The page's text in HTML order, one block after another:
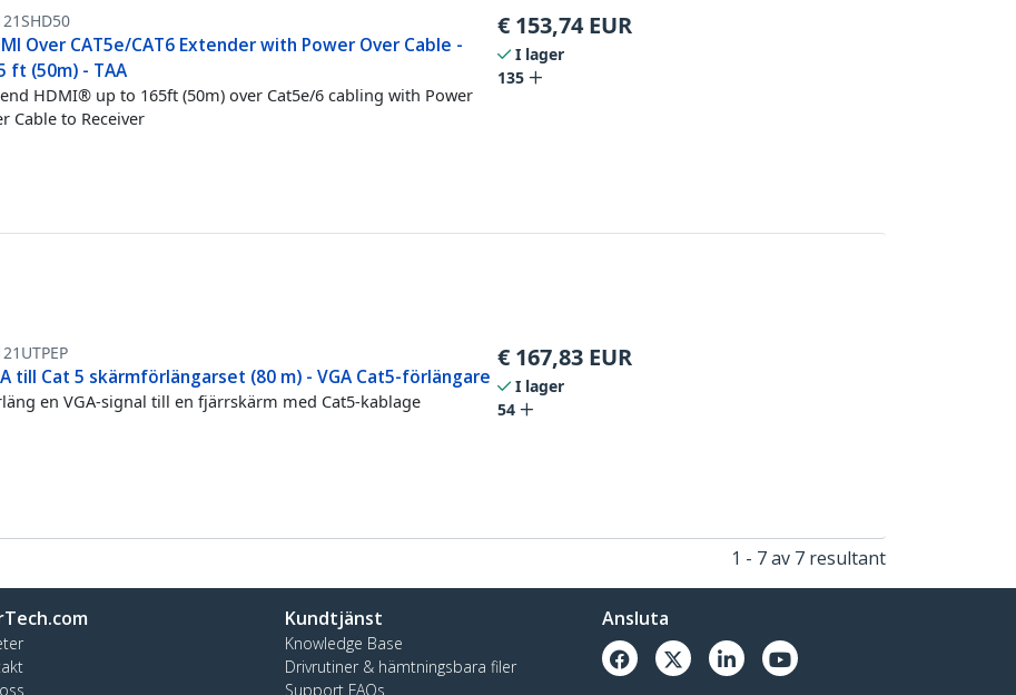
Over CAT5e/CAT6 Extender with Power Over Cable -
ft (50m) - TAA
HDMI® up to 165ft (50m) over Cat5e/6 cabling with Power
Cable to Receiver
€ 153,74 EUR
I lager
135
till Cat 5 skärmförlängarset (80 m) - VGA Cat5-förlängare
en VGA-signal till en fjärrskärm med Cat5-kablage
€ 167,83 EUR
I lager
54
1 - 7 av 7 resultant
Kundtjänst
Knowledge Base
Drivrutiner & hämtningsbara filer
Support FAQs
Ansluta